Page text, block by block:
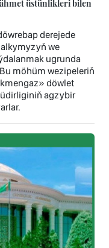
üstünlikleri bilen
derejede
we
ugrunda
möhüm wezipeleriň
döwlet
agzybir